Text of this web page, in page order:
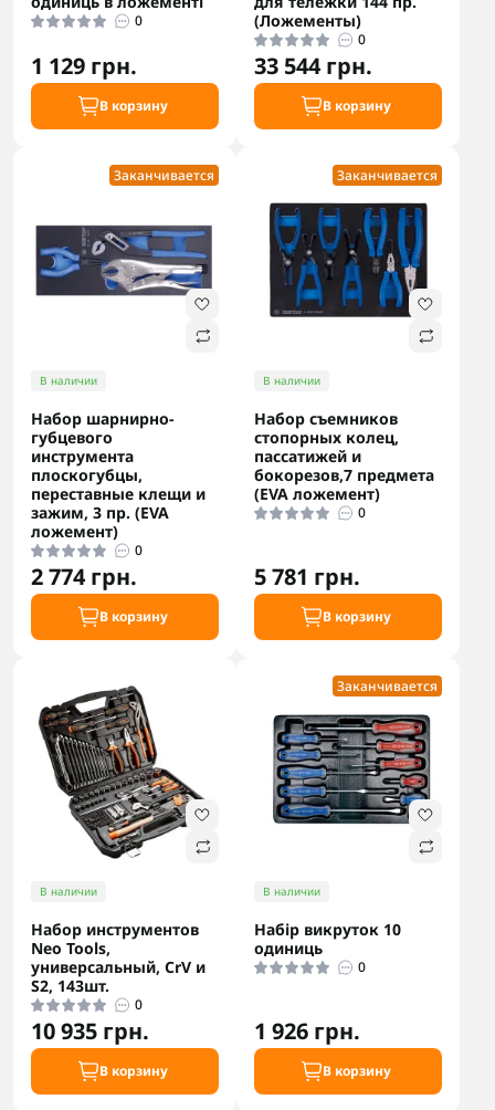
0
1 129 грн.
В корзину
(Ложементы)
0
33 544 грн.
В корзину
Заканчивается
В наличии
Набор шарнирно-
губцевого
инструмента
плоскогубцы,
переставные клещи и
зажим, 3 пр. (EVA
ложемент)
0
2 774 грн.
В корзину
Заканчивается
В наличии
Набор съемников
стопорных колец,
пассатижей и
бокорезов,7 предмета
(EVA ложемент)
0
5 781 грн.
В корзину
В наличии
Набор инструментов
Neo Tools,
универсальный, CrV и
S2, 143шт.
0
10 935 грн.
В корзину
Заканчивается
В наличии
Набір викруток 10
одиниць
0
1 926 грн.
В корзину